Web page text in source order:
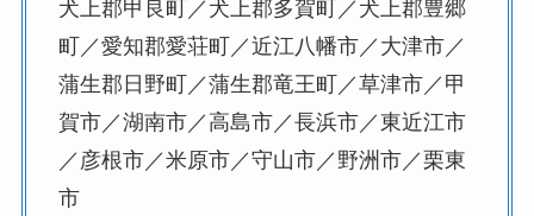
犬上郡甲良町／犬上郡多賀町／犬上郡豊郷
町／愛知郡愛荘町／近江八幡市／大津市／
蒲生郡日野町／蒲生郡竜王町／草津市／甲
賀市／湖南市／高島市／長浜市／東近江市
／彦根市／米原市／守山市／野洲市／栗東
市